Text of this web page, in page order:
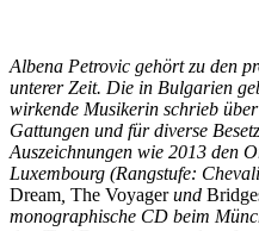
Albena Petrovic gehört zu den
unterer Zeit. Die in Bulgarien
wirkende Musikerin schrieb
Gattungen und für diverse
Auszeichnungen wie 2013 den
Luxembourg (Rangstufe:
Dream The Voyagerund
monographische CD beim